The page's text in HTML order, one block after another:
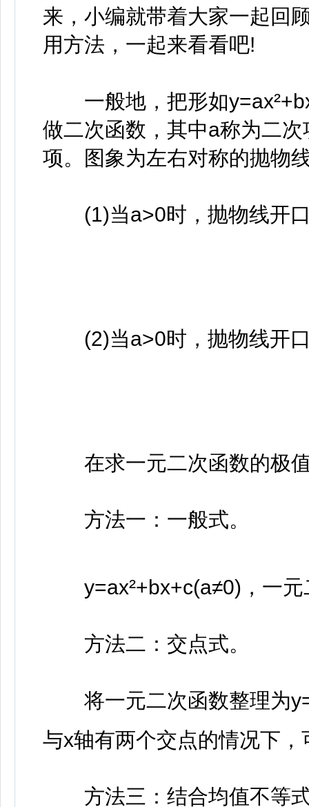
来， 小编就带着大家一起回
用方法，一起来看看吧!
一般地，把形如
做二次函数，其中a称为二
项。图象为左右对称的抛物
(1)当a>0时，抛物线开口
(2)当a>0时，抛物线开口
在求一元二次函数的极值
方法一：一般式。
y=ax²+bx+c(a≠0)，一元
方法二：交点式。
将一元二次函数整理为
与x轴有两个交点的情况下
方法三：结合均值不等